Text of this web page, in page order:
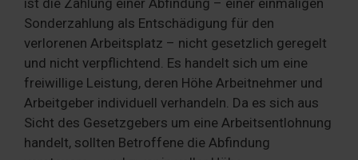
ist die Zahlung einer Abfindung – einer einmaligen
Sonderzahlung als Entschädigung für den
verlorenen Arbeitsplatz – nicht gesetzlich geregelt
und nicht verpflichtend. Es handelt sich um eine
freiwillige Leistung, deren Höhe Arbeitnehmer und
Arbeitgeber individuell verhandeln. Da es sich aus
Sicht des Gesetzgebers um eine Arbeitsentlohnung
handelt, sollten Betroffene die Abfindung